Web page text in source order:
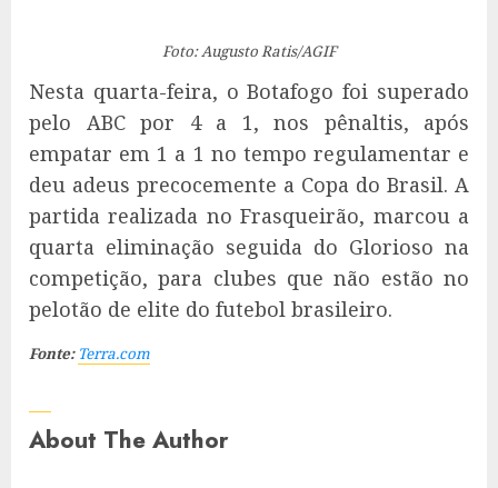
Foto: Augusto Ratis/AGIF
Nesta quarta-feira, o Botafogo foi superado
pelo ABC por 4 a 1, nos pênaltis, após
empatar em 1 a 1 no tempo regulamentar e
deu adeus precocemente a Copa do Brasil. A
partida realizada no Frasqueirão, marcou a
quarta eliminação seguida do Glorioso na
competição, para clubes que não estão no
pelotão de elite do futebol brasileiro.
Fonte: Terra.com
About The Author